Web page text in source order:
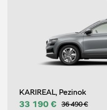
KARIREAL, Pezinok
33 190 € 36 490 €